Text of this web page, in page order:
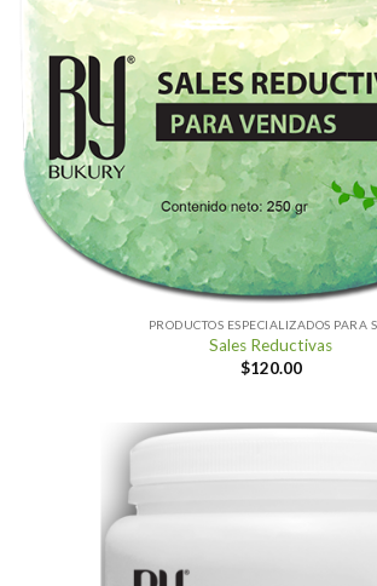
PRODUCTOS ESPECIALIZADOS PARA
Sales Reductivas
$120.00